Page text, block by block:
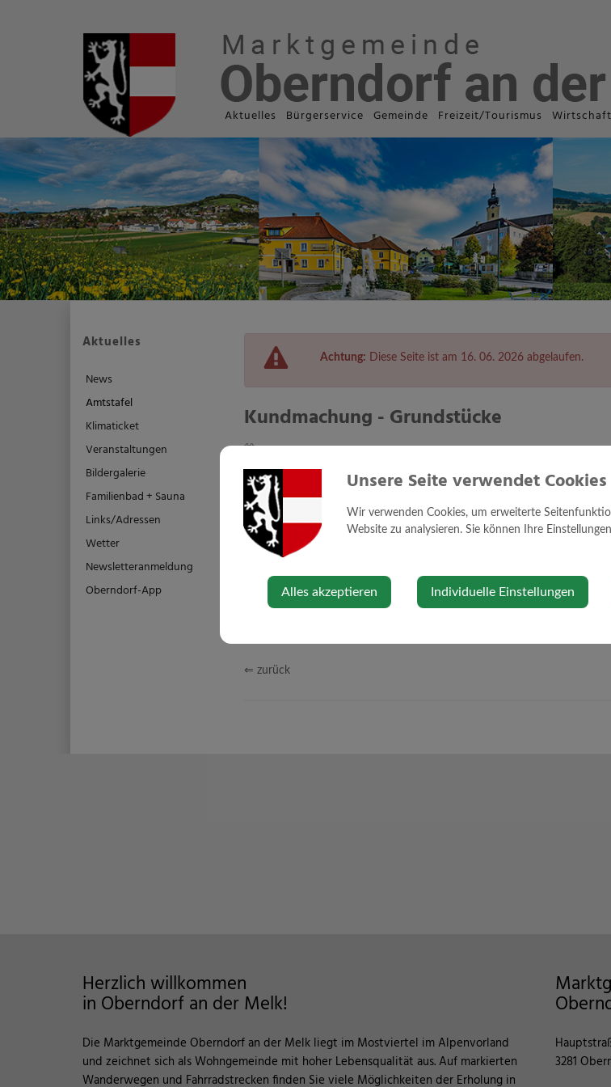
Aktuelles Bürgerservice Gemeinde Freizeit/Tourismus Wirtschaft
Achtung: Diese Seite ist am 16. 06. 2026 abgelaufen.
Kundmachung - Grundstücke
Montag, 01. Juni 2026
20260601090727948.PDF
Montag, 01. Juni 2026
⇐ zurück
Aktuelles
News
Amtstafel
Klimaticket
Veranstaltungen
Bildergalerie
Familienbad + Sauna
Links/Adressen
Wetter
Newsletteranmeldung
Oberndorf-App
Herzlich willkommen
in Oberndorf an der Melk!
Die Marktgemeinde Oberndorf an der Melk liegt im Mostviertel im Alpenvorland
und zeichnet sich als Wohngemeinde mit hoher Lebensqualität aus. Auf markierten
Wanderwegen und Fahrradstrecken finden Sie viele Möglichkeiten der Erholung in
3281
Unsere Seite verwendet Cookies
Wir verwenden Cookies, um erweiterte
Website zu analysieren. Sie können Ihre
Alles akzeptieren Individuelle Einstellungen